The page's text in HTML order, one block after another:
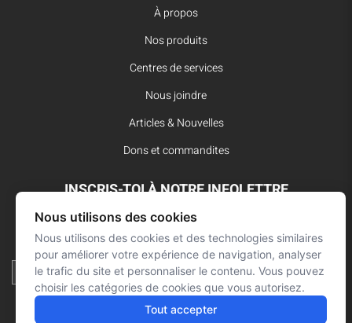
À propos
Nos produits
Centres de services
Nous joindre
Articles & Nouvelles
Dons et commandites
INSCRIS-TOI À NOTRE INFOLETTRE
Reste à l’affût des dernières innovations pour vos interventions
d’urgence et ne manque aucune nouvelle de L’Arsenal.
Nous utilisons des cookies
Nous utilisons des cookies et des technologies similaires
pour améliorer votre expérience de navigation, analyser
le trafic du site et personnaliser le contenu. Vous pouvez
choisir les catégories de cookies que vous autorisez.
Tout accepter